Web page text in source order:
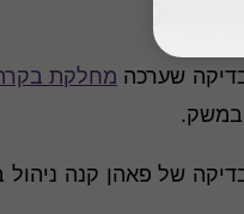
מחלקת
במשק.
(125%-150%) על כל שעה נוספת. אולם מבדיקה של